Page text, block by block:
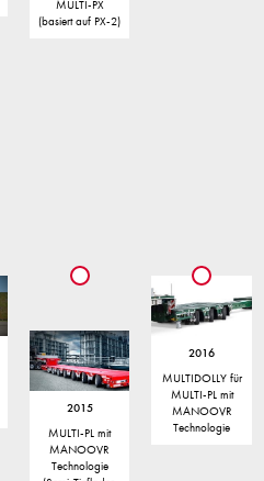
MULTI-PX
(basiert auf PX-2)
2015
MULTI-PL mit
MANOOVR
Technologie
2016
MULTIDOLLY für
MULTI-PL mit
MANOOVR
Technologie